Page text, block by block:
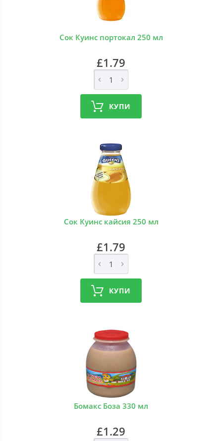
Сок Куинс портокал 250 мл
£1.79
КУПИ
Сок Куинс кайсия 250 мл
£1.79
КУПИ
Бомакс Боза 330 мл
£1.29